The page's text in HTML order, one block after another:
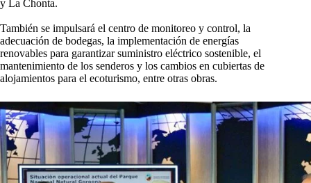
y La Chonta.
También se impulsará el centro de monitoreo y control, la
adecuación de bodegas, la implementación de energías
renovables para garantizar suministro eléctrico sostenible, el
mantenimiento de los senderos y los cambios en cubiertas de
alojamientos para el ecoturismo, entre otras obras.